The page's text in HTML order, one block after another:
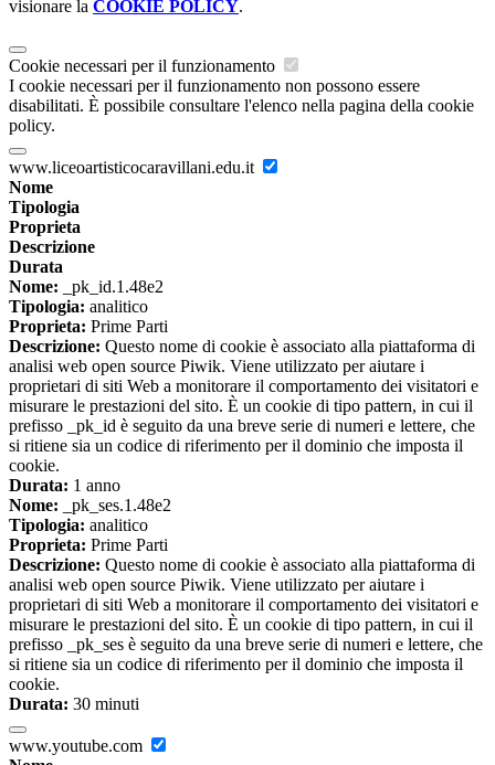
visionare la COOKIE POLICY.
Cookie necessari per il funzionamento
I cookie necessari per il funzionamento non possono essere
disabilitati. È possibile consultare l'elenco nella pagina della cookie
policy.
www.liceoartisticocaravillani.edu.it
Nome
Tipologia
Proprieta
Descrizione
Durata
Nome: _pk_id.1.48e2
Tipologia: analitico
Proprieta: Prime Parti
Descrizione: Questo nome di cookie è associato alla piattaforma di
analisi web open source Piwik. Viene utilizzato per aiutare i
proprietari di siti Web a monitorare il comportamento dei visitatori e
misurare le prestazioni del sito. È un cookie di tipo pattern, in cui il
prefisso _pk_id è seguito da una breve serie di numeri e lettere, che
si ritiene sia un codice di riferimento per il dominio che imposta il
cookie.
Durata: 1 anno
Nome: _pk_ses.1.48e2
Tipologia: analitico
Proprieta: Prime Parti
Descrizione: Questo nome di cookie è associato alla piattaforma di
analisi web open source Piwik. Viene utilizzato per aiutare i
proprietari di siti Web a monitorare il comportamento dei visitatori e
misurare le prestazioni del sito. È un cookie di tipo pattern, in cui il
prefisso _pk_ses è seguito da una breve serie di numeri e lettere, che
si ritiene sia un codice di riferimento per il dominio che imposta il
cookie.
Durata: 30 minuti
www.youtube.com